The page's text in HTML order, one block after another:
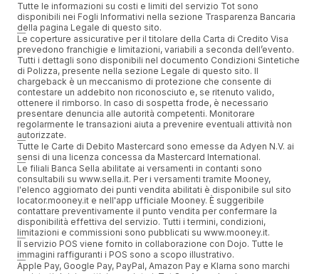
Tutte le informazioni su costi e limiti del servizio Tot sono
disponibili nei Fogli Informativi nella sezione Trasparenza Bancaria
della pagina Legale di questo sito.
Le coperture assicurative per il titolare della Carta di Credito Visa
prevedono franchigie e limitazioni, variabili a seconda dell’evento.
Tutti i dettagli sono disponibili nel documento Condizioni Sintetiche
di Polizza, presente nella sezione Legale di questo sito. Il
chargeback è un meccanismo di protezione che consente di
contestare un addebito non riconosciuto e, se ritenuto valido,
ottenere il rimborso. In caso di sospetta frode, è necessario
presentare denuncia alle autorità competenti. Monitorare
regolarmente le transazioni aiuta a prevenire eventuali attività non
autorizzate.
Tutte le Carte di Debito Mastercard sono emesse da Adyen N.V. ai
sensi di una licenza concessa da Mastercard International.
Le filiali Banca Sella abilitate ai versamenti in contanti sono
consultabili su www.sella.it. Per i versamenti tramite Mooney,
l'elenco aggiornato dei punti vendita abilitati è disponibile sul sito
locator.mooney.it e nell'app ufficiale Mooney. È suggeribile
contattare preventivamente il punto vendita per confermare la
disponibilità effettiva del servizio. Tutti i termini, condizioni,
limitazioni e commissioni sono pubblicati su www.mooney.it.
Il servizio POS viene fornito in collaborazione con Dojo. Tutte le
immagini raffiguranti i POS sono a scopo illustrativo.
Apple Pay, Google Pay, PayPal, Amazon Pay e Klarna sono marchi